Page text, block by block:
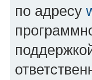
по адресу